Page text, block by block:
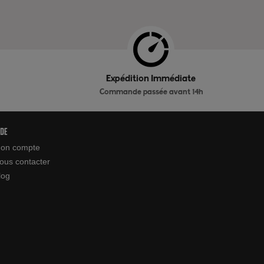
Expédition Immédiate
Commande passée avant 14h
compte
contacter